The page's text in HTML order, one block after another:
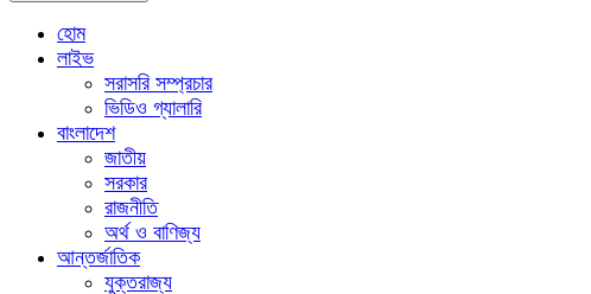
হোম
লাইভ
সরাসরি সম্প্রচার
ভিডিও গ্যালারি
বাংলাদেশ
জাতীয়
সরকার
রাজনীতি
অর্থ ও বাণিজ্য
আন্তর্জাতিক
যুক্তরাজ্য